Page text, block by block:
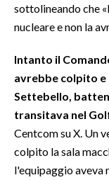
NOTIZIE
#CARAUNIONE
3 MINUTI CON
INSULARITÀ
sottolineando che
nucleare e non la
Intanto il
avrebbe colpito
Settebello,
transitava nel
Centcom su X. Un
colpito la sala
l'equipaggio